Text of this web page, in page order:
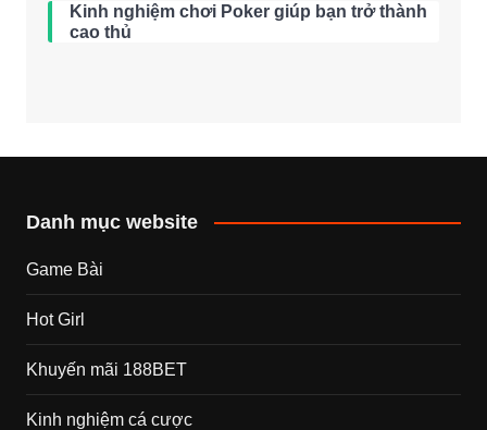
Kinh nghiệm chơi Poker giúp bạn trở thành
cao thủ
Danh mục website
Game Bài
Hot Girl
Khuyến mãi 188BET
Kinh nghiệm cá cược